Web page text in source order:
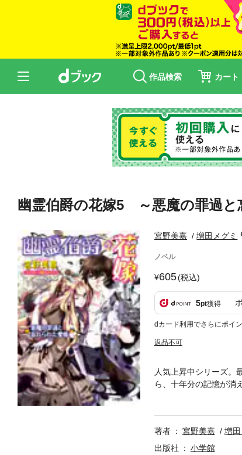
作品検索 カート
幽霊伯爵の花嫁5 ～悪魔の罪過と
宮野美嘉 増田メグミ
ノベル
605(税込)
5pt獲得
dカード利用でさらにポイ
返品不可
人気上昇中シリーズ。
ら、十年分の記憶が消
を宣言し！？ 同じ頃
著者
宮野美嘉
増田
出版社
小学館